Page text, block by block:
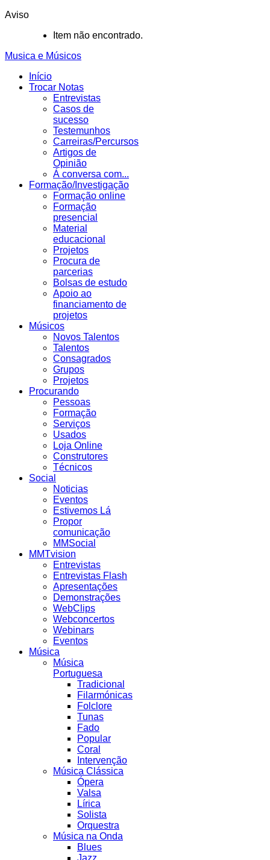
Aviso
Item não encontrado.
Musica e Músicos
Início
Trocar Notas
Entrevistas
Casos de
sucesso
Testemunhos
Carreiras/Percursos
Artigos de
Opinião
Á conversa com...
Formação/Investigação
Formação online
Formação
presencial
Material
educacional
Projetos
Procura de
parcerias
Bolsas de estudo
Apoio ao
financiamento de
projetos
Músicos
Novos Talentos
Talentos
Consagrados
Grupos
Projetos
Procurando
Pessoas
Formação
Serviços
Usados
Loja Online
Construtores
Técnicos
Social
Noticias
Eventos
Estivemos Lá
Propor
comunicação
MMSocial
MMTvision
Entrevistas
Entrevistas Flash
Apresentações
Demonstrações
WebClips
Webconcertos
Webinars
Eventos
Música
Música
Portuguesa
Tradicional
Filarmónicas
Folclore
Tunas
Fado
Popular
Coral
Intervenção
Música Clássica
Ópera
Valsa
Lírica
Solista
Orquestra
Música na Onda
Blues
Jazz